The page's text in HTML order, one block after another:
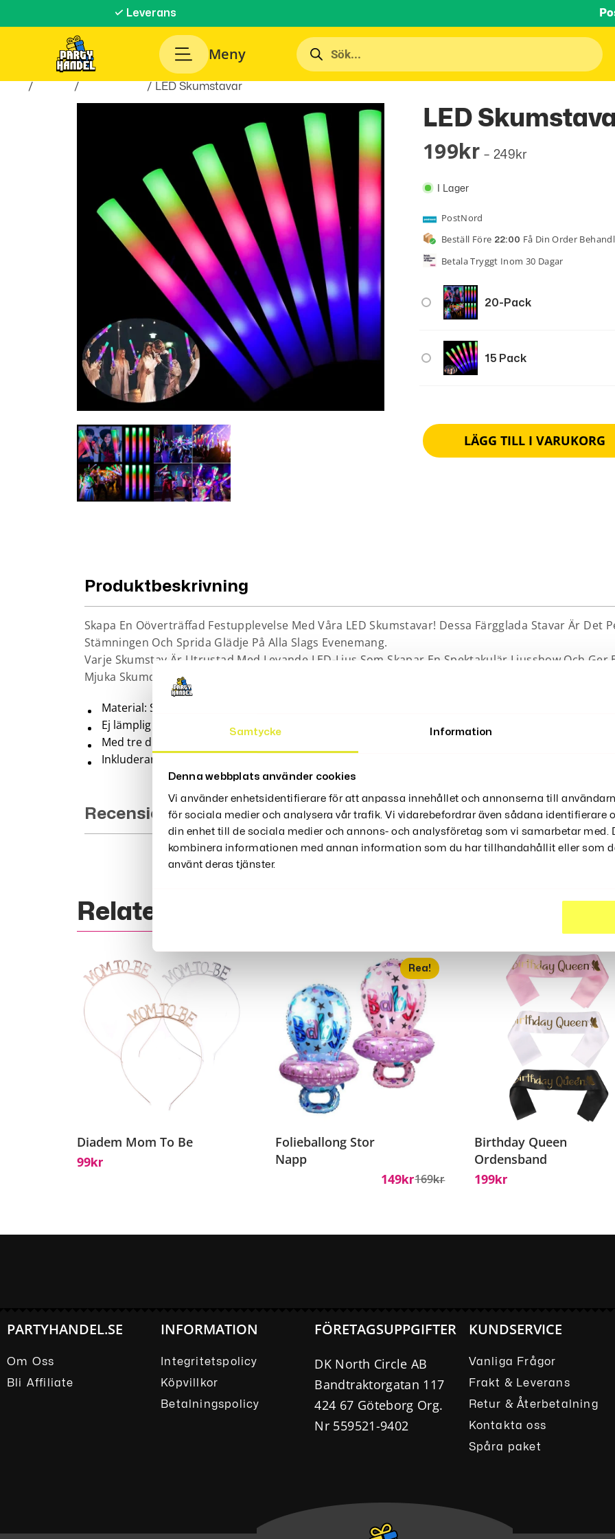
Samtycke Information
Denna webbplats använder cookies
Vi använder enhetsidentifierare för att anpassa innehållet och annonserna till
för sociala medier och analysera vår trafik. Vi vidarebefordrar även sådana identifierare
din enhet till de sociala medier och annons- och analysföretag som vi samarbetar med.
kombinera informationen med annan information som du har tillhandahållit eller som
använt deras tjänster.
✓ Leverans
Meny
/ / / LED Skumstavar
LED
199 Kr – 249Kr
I Lager
PostNord
Beställ Före 22:00 Få Din Order
Betala Tryggt Inom 30 Dagar
20-Pack
15 Pack
LÄGG TILL I VARUKORG
Produktbeskrivning
Skapa En Oöverträffad Festupplevelse Med Våra LED Skumstavar! Dessa Färgglada Stavar Är Det
Stämningen Och Sprida Glädje På Alla Slags Evenemang.
Varje Skumstav Är Utrustad Med Levande LED-Ljus Som Skapar En Spektakulär Ljusshow Och
Mjuka Skumdesignen Gör Dem Enkla Att Hålla Och Ger En Säker Användning För Alla Åldrar.
Material: Skumplast
Ej lämplig för barn under 5 år
Med tre distinkta ljuslägen, inklusive Snabb Blinkande, Långsamt Blinkande och Växelvis Blinkande.
Inkluderar: Tre högpresterande, stort kapacitetsbatterier och en isolerande plastfilm.
Recensioner (0)
Relaterade Produkter
Diadem Mom To Be
99Kr
Rea!
Folieballong Stor
Napp
169Kr
149Kr
Birthday Queen
Ordensband
199Kr
PARTYHANDEL.SE
Om Oss
Bli Affiliate
INFORMATION
Integritetspolicy
Köpvillkor
Betalningspolicy
FÖRETAGSUPPGIFTER
DK North Circle AB
Bandtraktorgatan 117
424 67 Göteborg Org.
Nr 559521-9402
KUNDSERVICE
Vanliga Frågor
Frakt & Leverans
Retur & Återbetalning
Kontakta oss
Spåra paket